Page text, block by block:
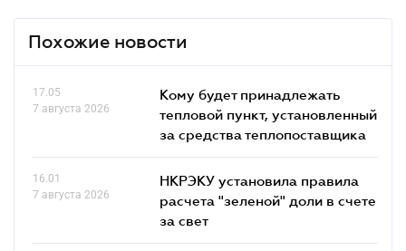
Похожие новости
17.05
7 августа 2026
Кому будет принадлежать
тепловой пункт, установленный
за средства теплопоставщика
16.01
7 августа 2026
НКРЭКУ установила правила
расчета "зеленой" доли в счете
за свет